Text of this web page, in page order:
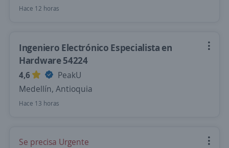
Hace 12 horas
Ingeniero Electrónico Especialista en
Hardware 54224
4,6
PeakU
Medellín, Antioquia
Hace 13 horas
Se precisa Urgente